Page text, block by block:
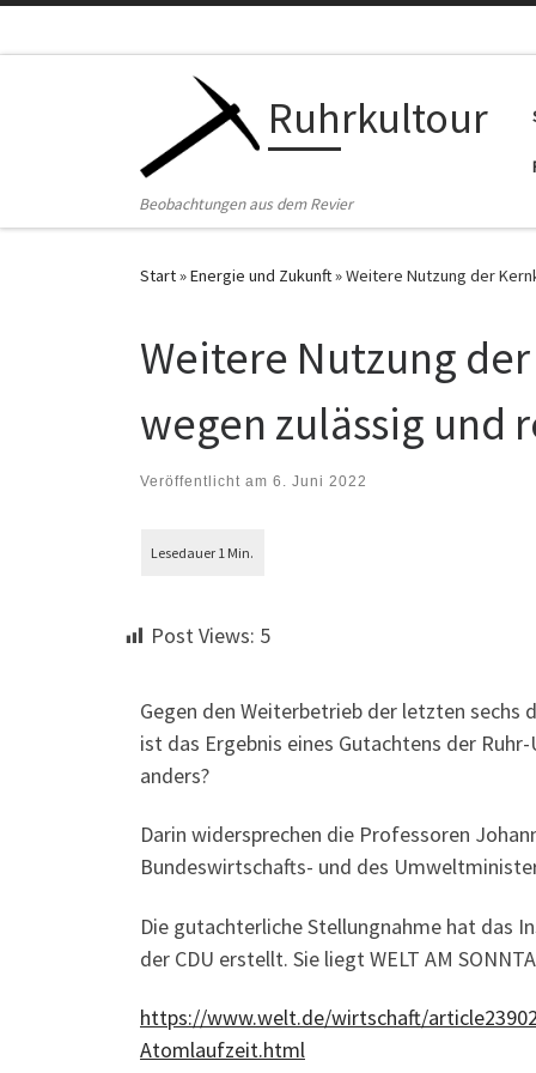
Ruhrkultour
Beobachtungen aus dem Revier
Start»Energie und Zukunft»Weitere Nutzung der
Weitere Nutzung
wegen zulässig und
Veröffentlicht am 6. Juni 2022
Post Views: 5
Gegen den Weiterbetrieb der letzten sechs
ist das Ergebnis eines Gutachtens der
anders?
Darin widersprechen die Professoren
Bundeswirtschafts- und des
Die gutachterliche Stellungnahme hat das
der CDU erstellt. Sie liegt WELT AM
https://www.welt.de/wirtschaft/
Atomlaufzeit.html